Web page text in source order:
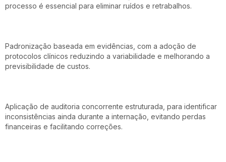
processo é essencial para eliminar ruídos e retrabalhos.
Padronização baseada em evidências, com a adoção de
protocolos clínicos reduzindo a variabilidade e melhorando a
previsibilidade de custos.
Aplicação de auditoria concorrente estruturada, para identificar
inconsistências ainda durante a internação, evitando perdas
financeiras e facilitando correções.